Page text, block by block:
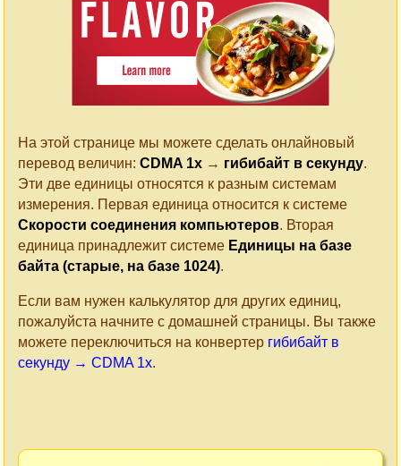
На этой странице мы можете сделать онлайновый
перевод величин: CDMA 1x → гибибайт в секунду.
Эти две единицы относятся к разным системам
измерения. Первая единица относится к системе
Cкорости соединения компьютеров. Вторая
единица принадлежит системе Единицы на базе
байта (старые, на базе 1024).
Если вам нужен калькулятор для других единиц,
пожалуйста начните с домашней страницы. Вы также
можете переключиться на конвертер гибибайт в
секунду → CDMA 1x.